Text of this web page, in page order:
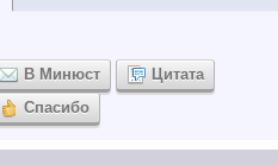
В Минюст
Цитата
Спасибо